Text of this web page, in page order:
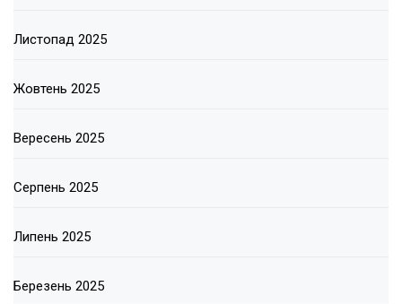
Листопад 2025
Жовтень 2025
Вересень 2025
Серпень 2025
Липень 2025
Березень 2025